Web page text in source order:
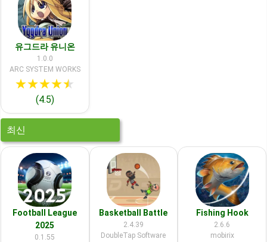
유그드라 유니온
1.0.0
ARC SYSTEM WORKS
★★★★★
(4.5)
최신
Football League
2025
0.1.55
Basketball Battle
2.4.39
DoubleTap Software
Fishing Hook
2.6.6
mobirix